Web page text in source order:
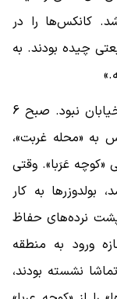
کانکس‌ها را در
چیده بودند. به
به گزارش اعتماد، کانکس‌ها برای بازسازی خیابان نبود. صبح 6
به «محله غربت»،
«کوچه عَرَبا». وقتی
بولدوزرها به کار
جماعتی که صبح 6 اسفند 1379 پشت نرده‌های حفاظ
ورود به منطقه
نشسته بودند،